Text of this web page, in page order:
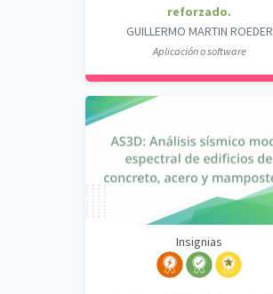
reforzado.
GUILLERMO MARTIN ROEDER
Aplicación o software
Insignias